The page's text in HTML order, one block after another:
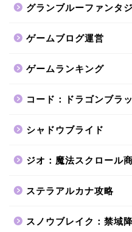
グランブルーファンタ
ゲームブログ運営
ゲームランキング
コード：ドラゴンブラ
シャドウブライド
ジオ：魔法スクロール
ステラアルカナ攻略
スノウブレイク：禁域